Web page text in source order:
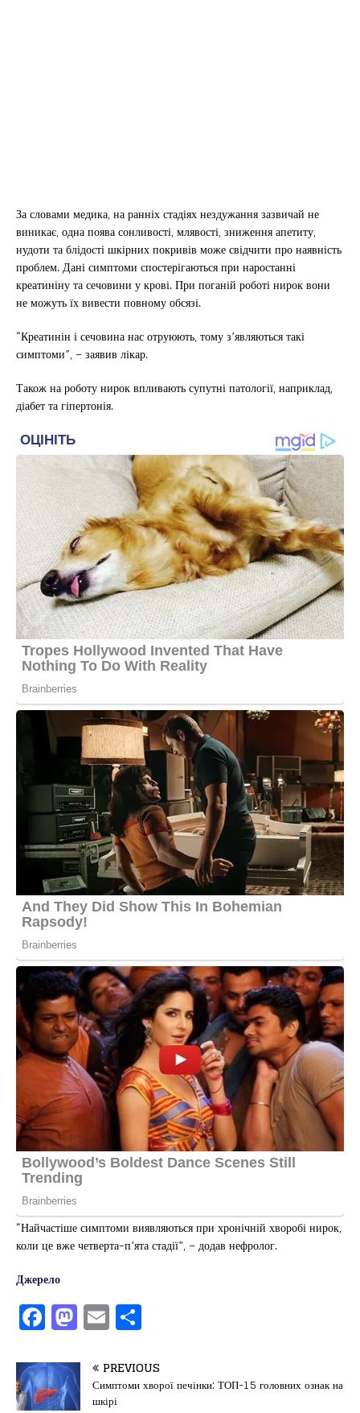
За словами медика, на ранніх стадіях нездужання зазвичай не
виникає, одна поява сонливості, млявості, зниження апетиту,
нудоти та блідості шкірних покривів може свідчити про наявність
проблем. Дані симптоми спостерігаються при наростанні
креатиніну та сечовини у крові. При поганій роботі нирок вони
не можуть їх вивести повному обсязі.
“Креатинін і сечовина нас отруюють, тому з’являються такі
симптоми”, – заявив лікар.
Також на роботу нирок впливають супутні патології, наприклад,
діабет та гіпертонія.
“Найчастіше симптоми виявляються при хронічній хворобі нирок,
коли це вже четверта-п’ята стадії”, – додав нефролог.
Джерело
F
a
c
e
M
a
st
o
E
m
ai
l
іл
и
PREVIOUS
Симптоми хворої печінки: ТОП-15 головних ознак на
шкірі